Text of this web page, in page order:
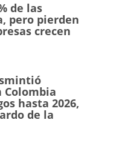
de las
pero pierden
crecen
hasta 2026,
de la